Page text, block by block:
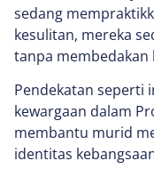
sedang
kesulitan, mereka
tanpa membedakan
Pendekatan seperti
kewargaan dalam
membantu murid
identitas